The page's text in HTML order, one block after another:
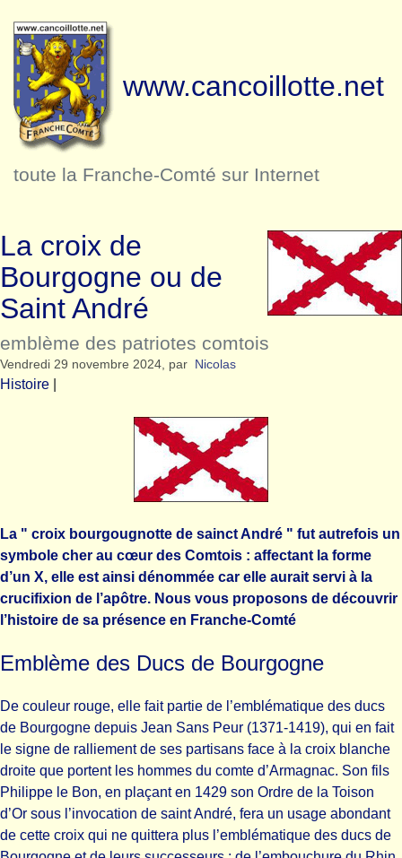
www.cancoillotte.net
toute la Franche-Comté sur Internet
La croix de
Bourgogne ou de
Saint André
emblème des patriotes comtois
Vendredi 29 novembre 2024, par Nicolas
Histoire
La " croix bourgougnotte de sainct André " fut autrefois un
symbole cher au cœur des Comtois : affectant la forme
d’un X, elle est ainsi dénommée car elle aurait servi à la
crucifixion de l’apôtre. Nous vous proposons de découvrir
l’histoire de sa présence en Franche-Comté
Emblème des Ducs de Bourgogne
De couleur rouge, elle fait partie de l’emblématique des ducs
de Bourgogne depuis Jean Sans Peur (1371-1419), qui en fait
le signe de ralliement de ses partisans face à la croix blanche
droite que portent les hommes du comte d’Armagnac. Son fils
Philippe le Bon, en plaçant en 1429 son Ordre de la Toison
d’Or sous l’invocation de saint André, fera un usage abondant
de cette croix qui ne quittera plus l’emblématique des ducs de